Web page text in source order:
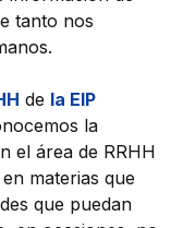
tanto nos
de la EIP
la
el área de RRHH
materias que
que puedan